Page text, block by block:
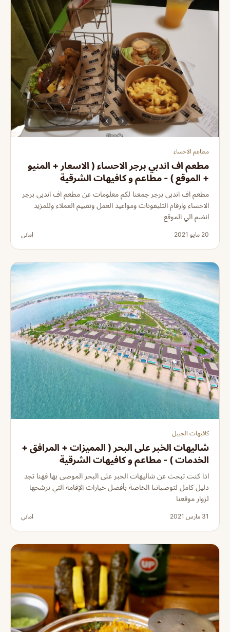
مطاعم الاحساء
مطعم اف اندبي برجر الاحساء ( الاسعار + المنيو
+ الموقع ) - مطاعم و كافيهات الشرقية
مطعم اف اندبي برجر جمعنا لكم معلومات عن مطعم اف اندبي برجر
الاحساء وارقام التليفونات ومواعيد العمل وتقييم العملاء وللمزيد
انضم الي الموقع
20 مايو 2021 اماني
كافيهات الجبيل
شاليهات الخبر على البحر ( المميزات + المرافق +
الخدمات ) - مطاعم و كافيهات الشرقية
اذا كنت تبحث عن شاليهات الخبر على البحر الموصى بها فهنا تجد
دليل كامل لتوصياتنا الخاصة بأفضل خيارات الإقامة التي نرشحها
لزوار موقعنا
31 مارس 2021 اماني